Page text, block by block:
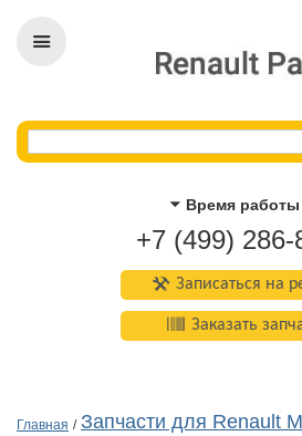
Время работы
+7 (499) 286-
Записаться на
Заказать
Главная / Запчасти для Renault